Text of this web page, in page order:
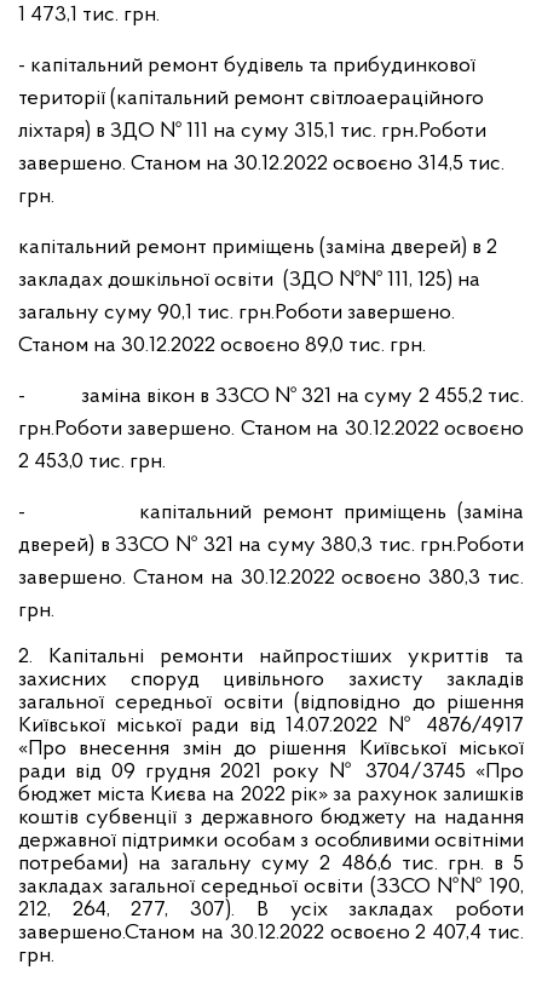
1 473,1 тис. грн.
- капітальний ремонт будівель та прибудинкової
території (капітальний ремонт світлоаераційного
ліхтаря) в ЗДО № 111 на суму 315,1 тис. грн. Роботи
завершено. Станом на 30.12.2022 освоєно 314,5 тис.
грн.
капітальний ремонт приміщень (заміна дверей) в 2
закладах дошкільної освіти (ЗДО №№ 111, 125) на
загальну суму 90,1 тис. грн.Роботи завершено.
Станом на 30.12.2022 освоєно 89,0 тис. грн.
-
заміна вікон в ЗЗСО № 321 на суму 2 455,2 тис.
грн.Роботи завершено. Станом на 30.12.2022 освоєно
2 453,0 тис. грн.
-
капітальний ремонт приміщень (заміна
дверей) в ЗЗСО № 321 на суму 380,3 тис. грн.Роботи
завершено. Станом на 30.12.2022 освоєно 380,3 тис.
грн.
2. Капітальні ремонти найпростіших укриттів та
захисних споруд цивільного захисту закладів
загальної середньої освіти (відповідно до рішення
Київської міської ради від 14.07.2022 № 4876/4917
«Про внесення змін до рішення Київської міської
ради від 09 грудня 2021 року № 3704/3745 «Про
бюджет міста Києва на 2022 рік» за рахунок залишків
коштів субвенції з державного бюджету на надання
державної підтримки особам з особливими освітніми
потребами) на загальну суму 2 486,6 тис. грн. в 5
закладах загальної середньої освіти (ЗЗСО №№ 190,
212, 264, 277, 307). В усіх закладах роботи
завершено.Станом на 30.12.2022 освоєно 2 407,4 тис.
грн.